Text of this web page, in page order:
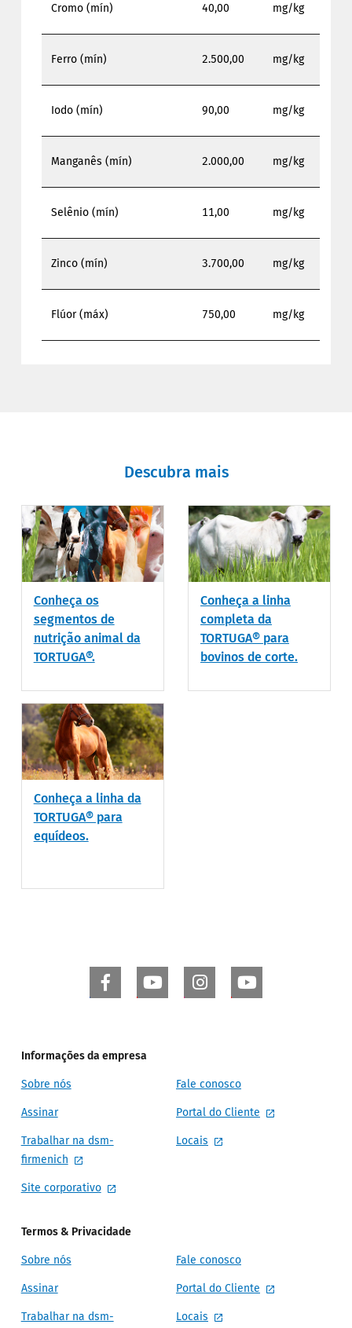
Cromo (mín) 40,00 mg/kg
Ferro (mín) 2.500,00 mg/kg
Iodo (mín) 90,00 mg/kg
Manganês (mín) 2.000,00 mg/kg
Selênio (mín) 11,00 mg/kg
Zinco (mín) 3.700,00 mg/kg
Flúor (máx) 750,00 mg/kg
Descubra mais
Conheça os
segmentos de
nutrição animal da
TORTUGA®.
Conheça a linha
completa da
TORTUGA® para
bovinos de corte.
Conheça a linha da
TORTUGA® para
equídeos.
Informações da empresa
Sobre nós Fale conosco
Assinar Portal do Cliente
Trabalhar na dsm-
firmenich
Locais
Site corporativo
Termos & Privacidade
Sobre nós Fale conosco
Assinar Portal do Cliente
Trabalhar na dsm- Locais